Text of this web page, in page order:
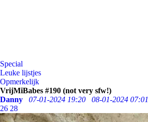
Special
Leuke lijstjes
Opmerkelijk
VrijMiBabes #190 (not very sfw!)
Danny
07-01-2024 19:20 08-01-2024 07:01
26 28